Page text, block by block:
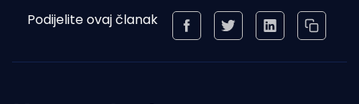
Podijelite ovaj članak